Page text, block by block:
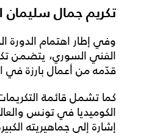
تكريم جمال سليمان
وفي إطار اهتمام الدورة
الفني السوري، يتضمن
قدّمه من أعمال بارزة في
كما تشمل قائمة
الكوميديا في تونس
إشارة إلى جماهيريته